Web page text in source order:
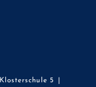
Klosterschule 5